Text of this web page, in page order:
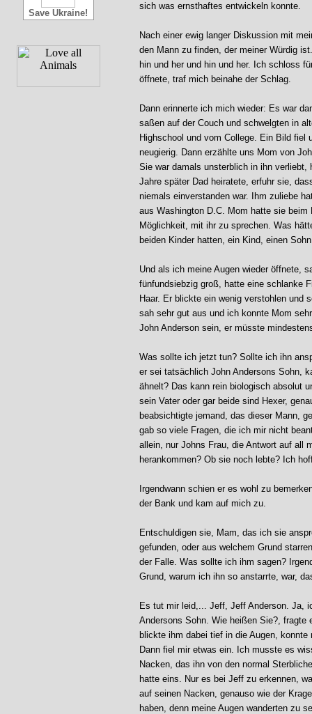
Save Ukraine!
sich was ernsthaftes entwickeln konnte.
Nach einer ewig langer Diskussion mit
den Mann zu finden, der meiner Würdig
hin und her und hin und her. Ich schloss
öffnete, traf mich beinahe der Schlag.
Dann erinnerte ich mich wieder: Es war
saßen auf der Couch und schwelgten in
Highschool und vom College. Ein Bild
neugierig. Dann erzählte uns Mom von
Sie war damals unsterblich in ihn
Jahre später Dad heiratete, erfuhr sie,
niemals einverstanden war. Ihm zuliebe
aus Washington D.C. Mom hatte sie
Möglichkeit, mit ihr zu sprechen. Was
beiden Kinder hatten, ein Kind, einen
Und als ich meine Augen wieder öffnete,
fünfundsiebzig groß, hatte eine schlanke
Haar. Er blickte ein wenig verstohlen und
sah sehr gut aus und ich konnte Mom
John Anderson sein, er müsste
Was sollte ich jetzt tun? Sollte ich ihn
er sei tatsächlich John Andersons Sohn,
ähnelt? Das kann rein biologisch absolut
sein Vater oder gar beide sind Hexer,
beabsichtigte jemand, das dieser Mann,
gab so viele Fragen, die ich mir nicht
allein, nur Johns Frau, die Antwort auf all
herankommen? Ob sie noch lebte? Ich
Irgendwann schien er es wohl zu
der Bank und kam auf mich zu.
Entschuldigen sie, Mam, das ich sie
gefunden, oder aus welchem Grund
der Falle. Was sollte ich ihm sagen?
Grund, warum ich ihn so anstarrte, war,
Es tut mir leid,... Jeff, Jeff Anderson. Ja,
Andersons Sohn. Wie heißen Sie?,
blickte ihm dabei tief in die Augen,
Dann fiel mir etwas ein. Ich musste es
Nacken, das ihn von den normal
hatte eins. Nur es bei Jeff zu erkennen,
auf seinen Nacken, genauso wie der
haben, denn meine Augen wanderten zu